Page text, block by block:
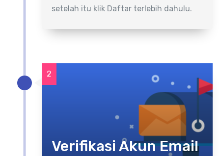
setelah itu klik Daftar terlebih dahulu.
Verifikasi Akun Email
2